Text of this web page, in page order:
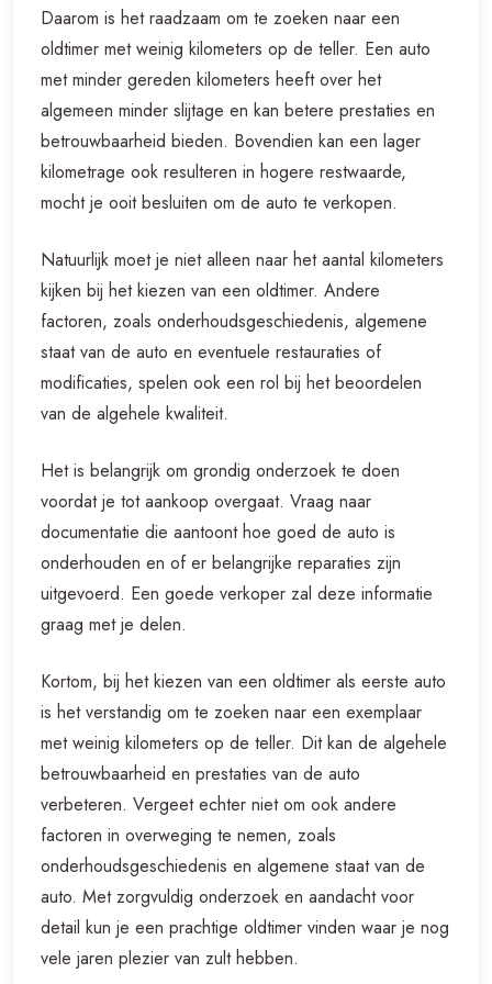
Daarom is het raadzaam om te zoeken naar een
oldtimer met weinig kilometers op de teller. Een auto
met minder gereden kilometers heeft over het
algemeen minder slijtage en kan betere prestaties en
betrouwbaarheid bieden. Bovendien kan een lager
kilometrage ook resulteren in hogere restwaarde,
mocht je ooit besluiten om de auto te verkopen.
Natuurlijk moet je niet alleen naar het aantal kilometers
kijken bij het kiezen van een oldtimer. Andere
factoren, zoals onderhoudsgeschiedenis, algemene
staat van de auto en eventuele restauraties of
modificaties, spelen ook een rol bij het beoordelen
van de algehele kwaliteit.
Het is belangrijk om grondig onderzoek te doen
voordat je tot aankoop overgaat. Vraag naar
documentatie die aantoont hoe goed de auto is
onderhouden en of er belangrijke reparaties zijn
uitgevoerd. Een goede verkoper zal deze informatie
graag met je delen.
Kortom, bij het kiezen van een oldtimer als eerste auto
is het verstandig om te zoeken naar een exemplaar
met weinig kilometers op de teller. Dit kan de algehele
betrouwbaarheid en prestaties van de auto
verbeteren. Vergeet echter niet om ook andere
factoren in overweging te nemen, zoals
onderhoudsgeschiedenis en algemene staat van de
auto. Met zorgvuldig onderzoek en aandacht voor
detail kun je een prachtige oldtimer vinden waar je nog
vele jaren plezier van zult hebben.